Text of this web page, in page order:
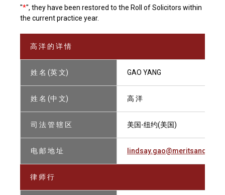
"*", they have been restored to the Roll of Solicitors within
the current practice year.
高 洋 的 详 情
姓 名 (英 文) GAO YANG
姓 名 (中 文) 高 洋
司 法 管 辖 区 美国-纽约(美国)
电 邮 地 址
律 师 行